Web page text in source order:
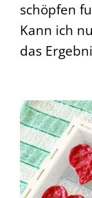
schöpfen
Kann ich
das